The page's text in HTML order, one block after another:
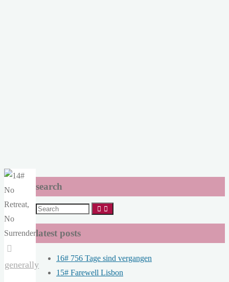
generally
search
Search
for:
latest posts
16# 756 Tage sind vergangen
15# Farewell Lisbon